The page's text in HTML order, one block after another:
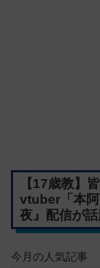
【17歳教】
vtuber「本
夜』配信が話
今月の人気記事